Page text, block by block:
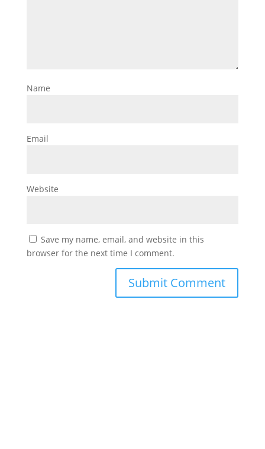
Name
Email
Website
Save my name, email, and website in this
browser for the next time I comment.